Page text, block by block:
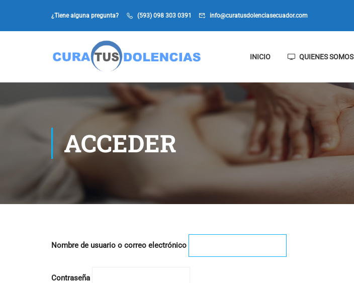
¿Tiene alguna pregunta? (593) 098 303 0391 info@curatusdolenciasecuador.com
INICIO QUIENES SOMOS
ACCEDER
Nombre de usuario o correo electrónico
Contraseña